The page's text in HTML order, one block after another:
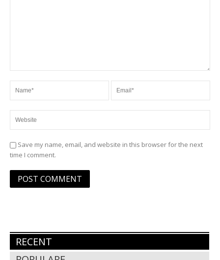
Save my name, email, and website in this browser for the next
time I comment.
RECENT